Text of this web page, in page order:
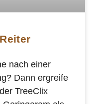
nach einer
Dann ergreife
TreeClix